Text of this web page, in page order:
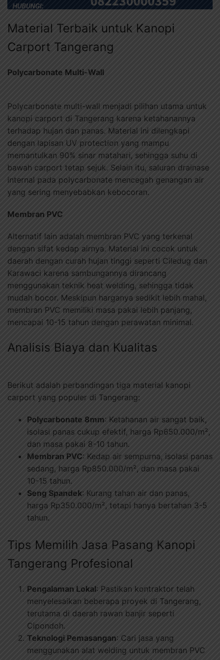
Material Terbaik untuk Kanopi
Carport Tangerang
Polycarbonate Multi-Wall
Polycarbonate multi-wall menjadi pilihan utama untuk
kanopi carport di Tangerang karena ketahanannya
terhadap hujan dan panas. Material ini dilengkapi
dengan lapisan UV protection yang mampu
memantulkan 90% sinar matahari, sehingga suhu di
bawah carport tetap sejuk. Selain itu, saluran drainase
internal pada polycarbonate mencegah genangan air
yang sering menyebabkan kebocoran.
Membran PVC
Alternatif lain adalah membran PVC yang terkenal
dengan sifat kedap airnya. Material ini cocok untuk
daerah dengan curah hujan tinggi seperti Ciledug dan
Karawaci karena sambungannya dirancang
menggunakan teknik heat welding, sehingga tidak
mudah bocor. Meskipun harganya sedikit lebih mahal,
membran PVC memiliki masa pakai lebih panjang,
mencapai 10-15 tahun dengan perawatan minimal.
Analisis Biaya dan Kualitas
Berikut adalah perbandingan tiga material kanopi
carport yang populer di Tangerang:
Polycarbonate 8mm: Ketahanan air sangat baik,
isolasi panas cukup efektif, harga Rp650.000/m²,
dan masa pakai 8-10 tahun.
Membran PVC: Kedap air sempurna, isolasi panas
sedang, harga Rp850.000/m², dan masa pakai
10-15 tahun.
Seng Spandek: Kurang tahan air dan panas,
harga Rp350.000/m², tetapi hanya bertahan 3-5
tahun.
Tips Memilih Jasa Pasang Kanopi
Tangerang Profesional
Pengalaman Lokal: Pastikan kontraktor telah
menyelesaikan beberapa proyek di Tangerang,
terutama di daerah rawan banjir seperti
Cipondoh.
Teknologi Pemasangan: Cari jasa yang
menggunakan alat welding untuk membran PVC